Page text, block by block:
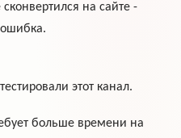
на сайте -
ошибка.
этот канал.
больше времени на